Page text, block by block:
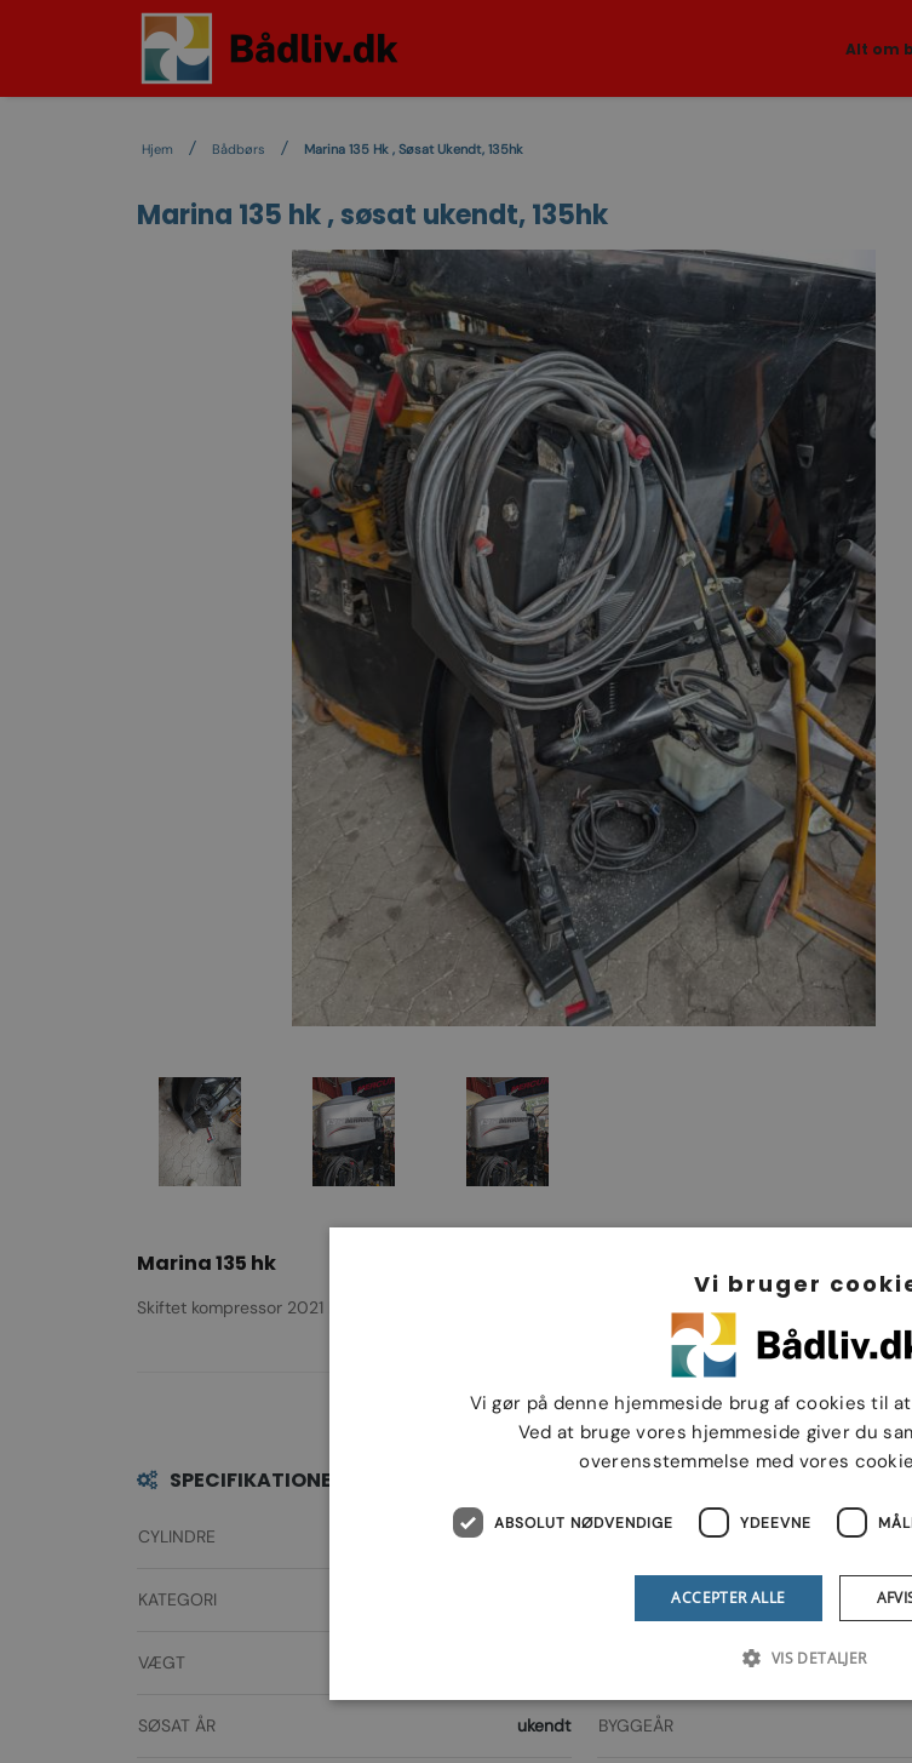
Alt om
Hjem Bådbørs Marina 135 Hk , Søsat Ukendt, 135hk
Marina 135 hk , søsat ukendt, 135hk
Marina 135 hk
Skiftet kompressor 2021 kørt 1335 timer
SPECIFIKATIONER
CYLINDRE
KATEGORI
VÆGT
SØSAT ÅR ukendt
BENLÆNGDER TILGÆNGELIGE
BYGGEÅR
Vi bruger
Vi gør på denne hjemmeside brug af cookies til
Ved at bruge vores hjemmeside giver du
overensstemmelse med vores
ABSOLUT NØDVENDIGE YDEEVNE
ACCEPTER ALLE
VIS DETALJER